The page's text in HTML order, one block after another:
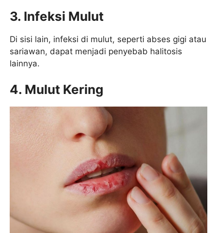
3. Infeksi Mulut
Di sisi lain, infeksi di mulut, seperti abses gigi atau
sariawan, dapat menjadi penyebab halitosis
lainnya.
4. Mulut Kering